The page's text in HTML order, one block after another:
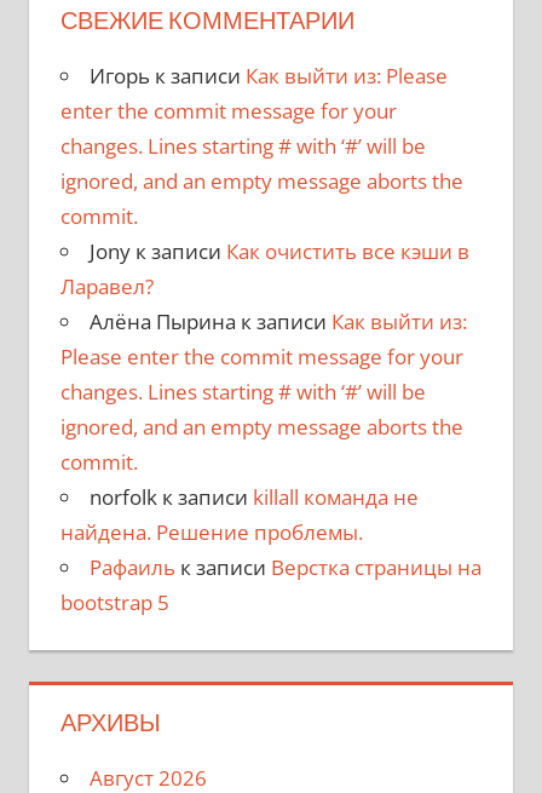
СВЕЖИЕ КОММЕНТАРИИ
Игорь к записи Как выйти из: Please
enter the commit message for your
changes. Lines starting # with ‘#’ will be
ignored, and an empty message aborts the
commit.
Jonyк записи Как очистить все кэши в
Ларавел?
Алёна Пырина к записи Как выйти из:
Please enter the commit message for your
changes. Lines starting # with ‘#’ will be
ignored, and an empty message aborts the
commit.
norfolkк записи killall команда не
найдена. Решение проблемы.
Рафаиль к записи Верстка страницы на
bootstrap 5
АРХИВЫ
Август 2026